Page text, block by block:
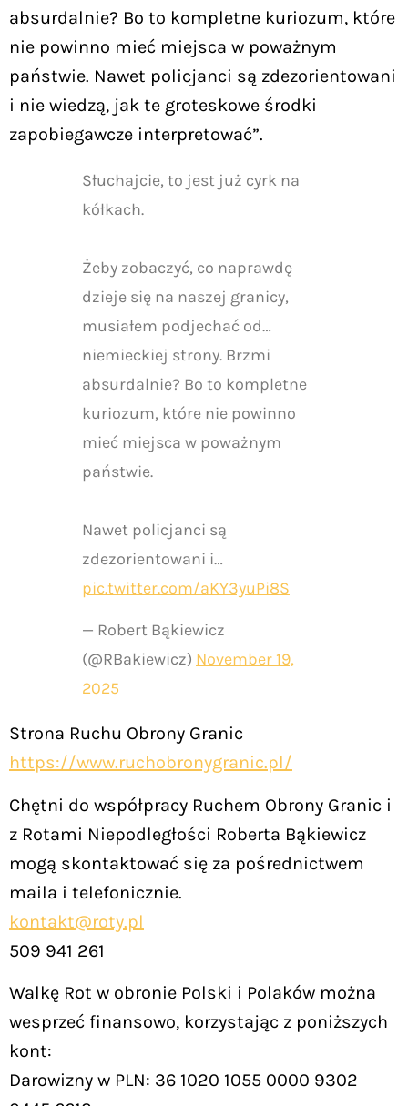
absurdalnie? Bo to kompletne kuriozum, które
nie powinno mieć miejsca w poważnym
państwie. Nawet policjanci są zdezorientowani
i nie wiedzą, jak te groteskowe środki
zapobiegawcze interpretować”.
Słuchajcie, to jest już cyrk na
kółkach.
Żeby zobaczyć, co naprawdę
dzieje się na naszej granicy,
musiałem podjechać od…
niemieckiej strony. Brzmi
absurdalnie? Bo to kompletne
kuriozum, które nie powinno
mieć miejsca w poważnym
państwie.
Nawet policjanci są
zdezorientowani i…
pic.twitter.com/aKY3yuPi8S
— Robert Bąkiewicz
(@RBakiewicz) November 19,
2025
Strona Ruchu Obrony Granic
https://www.ruchobronygranic.pl/
Chętni do współpracy Ruchem Obrony Granic i
z Rotami Niepodległości Roberta Bąkiewicz
mogą skontaktować się za pośrednictwem
maila i telefonicznie.
kontakt@roty.pl
509 941 261
Walkę Rot w obronie Polski i Polaków można
wesprzeć finansowo, korzystając z poniższych
kont:
Darowizny w PLN: 36 1020 1055 0000 9302